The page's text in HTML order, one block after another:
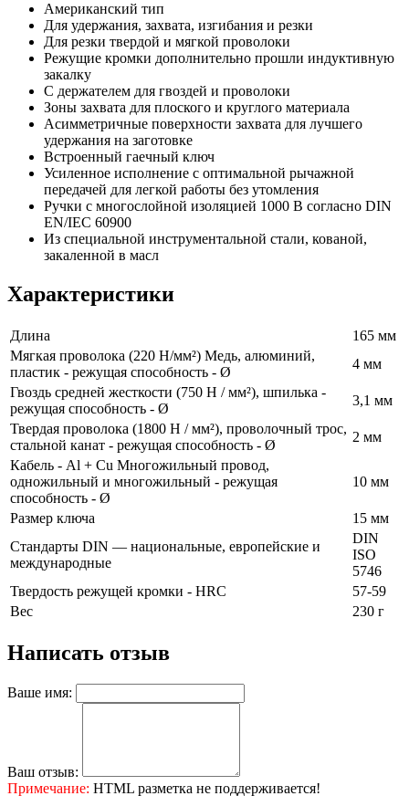
Американский тип
Для удержания, захвата, изгибания и резки
Для резки твердой и мягкой проволоки
Режущие кромки дополнительно прошли индуктивную
закалку
С держателем для гвоздей и проволоки
Зоны захвата для плоского и круглого материала
Асимметричные поверхности захвата для лучшего
удержания на заготовке
Встроенный гаечный ключ
Усиленное исполнение с оптимальной рычажной
передачей для легкой работы без утомления
Ручки с многослойной изоляцией 1000 В согласно DIN
EN/IEC 60900
Из специальной инструментальной стали, кованой,
закаленной в масл
Характеристики
Длина
165 мм
Мягкая проволока (220 Н/мм²) Медь, алюминий,
пластик - режущая способность - Ø
4 мм
Гвоздь средней жесткости (750 Н / мм²), шпилька -
режущая способность - Ø
3,1 мм
Твердая проволока (1800 Н / мм²), проволочный трос,
стальной канат - режущая способность - Ø
2 мм
Кабель - Al + Cu Многожильный провод,
одножильный и многожильный - режущая
способность - Ø
10 мм
Размер ключа
15 мм
Стандарты DIN — национальные, европейские и
международные
DIN
ISO
5746
Твердость режущей кромки - HRC
57-59
Вес
230 г
Написать отзыв
Ваше имя:
Ваш отзыв:
Примечание: HTML разметка не поддерживается!